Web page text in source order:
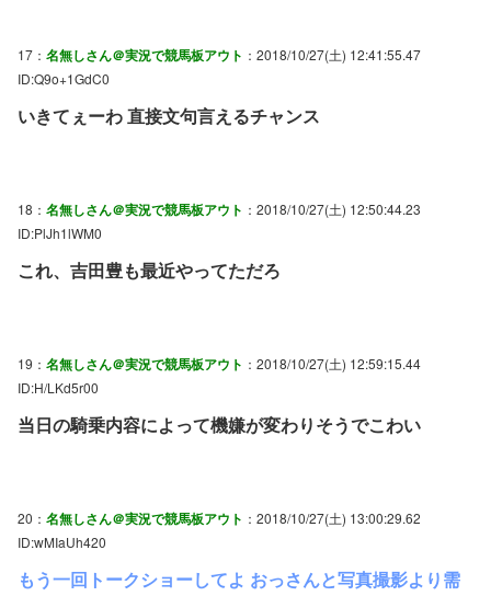
17： 名無しさん＠実況で競馬板アウト ：2018/10/27(土) 12:41:55.47
ID:Q9o+1GdC0
いきてぇーわ 直接文句言えるチャンス
18： 名無しさん＠実況で競馬板アウト ：2018/10/27(土) 12:50:44.23
ID:PlJh1lWM0
これ、吉田豊も最近やってただろ
19： 名無しさん＠実況で競馬板アウト ：2018/10/27(土) 12:59:15.44
ID:H/LKd5r00
当日の騎乗内容によって機嫌が変わりそうでこわい
20： 名無しさん＠実況で競馬板アウト ：2018/10/27(土) 13:00:29.62
ID:wMIaUh420
もう一回トークショーしてよ おっさんと写真撮影より需